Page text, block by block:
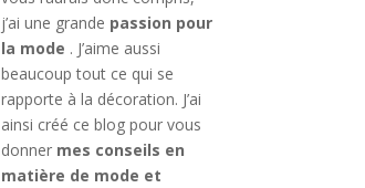
j’ai une grande passion pour
la mode . J’aime aussi
beaucoup tout ce qui se
rapporte à la décoration. J’ai
ainsi créé ce blog pour vous
donner mes conseils en
matière de mode et